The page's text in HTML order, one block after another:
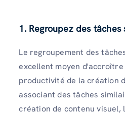
1. Regroupez des tâches
Le regroupement des
excellent moyen
productivité de la création
associant des tâches
création de contenu visuel,